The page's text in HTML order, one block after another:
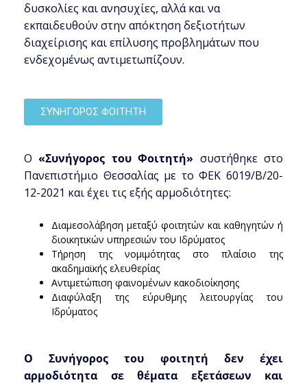
δυσκολίες και ανησυχίες, αλλά και να
εκπαιδευθούν στην απόκτηση δεξιοτήτων
διαχείρισης και επίλυσης προβλημάτων που
ενδεχομένως αντιμετωπίζουν.
ΣΥΝΗΓΟΡΟΣ ΦΟΙΤΗΤΗ
Ο«Συνήγορος του Φοιτητή» συστήθηκε στο
Πανεπιστήμιο Θεσσαλίας με το ΦΕΚ 6019/Β/20-
12-2021 και έχει τις εξής αρμοδιότητες:
Διαμεσολάβηση μεταξύ φοιτητών και καθηγητών ή
διοικητικών υπηρεσιών του Ιδρύματος
Τήρηση της νομιμότητας στο πλαίσιο της
ακαδημαϊκής ελευθερίας
Αντιμετώπιση φαινομένων κακοδιοίκησης
Διαφύλαξη της εύρυθμης λειτουργίας του
Ιδρύματος
Ο Συνήγορος του φοιτητή δεν έχει
αρμοδιότητα σε θέματα εξετάσεων και